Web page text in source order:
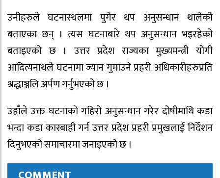
उनीहरुले घटनास्थलमा पुगेर थप अनुसन्धान थालेको
बताएका छन् । त्यस घटनाबारे थप अनुसन्धान भइरहेको
बताइएको छ । उत्तर प्रदेश राज्यका मुख्यमन्त्री योगी
आदित्यनाथले घटनामा ज्यान गुमाउने प्रहरी अधिकारीहरुप्रति
श्रद्धाञ्जलि अर्पण गर्नुभएको छ ।
उहाँले उक्त घटनाको गहिरो अनुसन्धान गरेर दोषीमाथि कडा
भन्दा कडा कारबाही गर्न उत्तर प्रदेश प्रहरी प्रमुखलाई निर्देशन
दिनुभएको समाचारमा जनाइएको छ ।